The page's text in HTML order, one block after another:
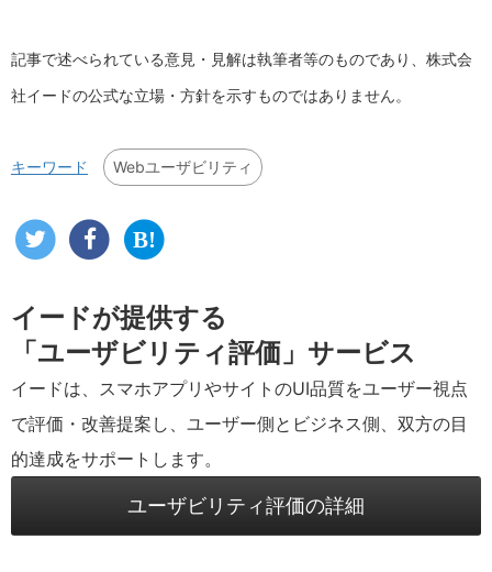
記事で述べられている意見・見解は執筆者等のものであり、株式会
社イードの公式な立場・方針を示すものではありません。
キーワード Webユーザビリティ
イードが提供する
「ユーザビリティ評価」サービス
イードは、スマホアプリやサイトのUI品質をユーザー視点
で評価・改善提案し、ユーザー側とビジネス側、双方の目
的達成をサポートします。
ユーザビリティ評価の詳細